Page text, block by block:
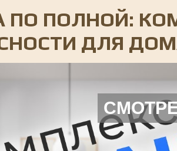
ПО ПОЛНОЙ:
ДЛЯ